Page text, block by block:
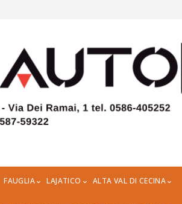
FAUGLIA LAJATICO ALTA VAL DI CECINA